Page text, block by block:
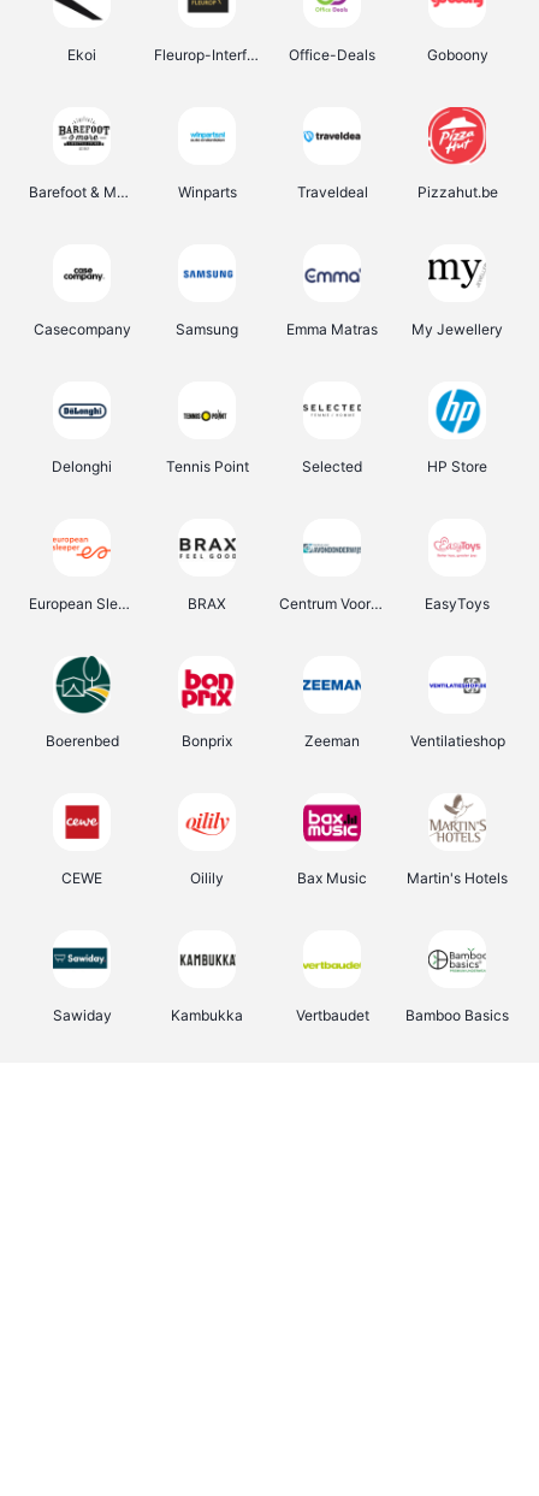
Ekoi Fleurop-Interflora Office-Deals Goboony
Barefoot & More Winparts Traveldeal Pizzahut.be
Casecompany Samsung Emma Matras My Jewellery
Delonghi Tennis Point Selected HP Store
European Sleeper BRAX Centrum Voor Avondonderwijs EasyToys
Boerenbed Bonprix Zeeman Ventilatieshop
CEWE Oilily Bax Music Martin's Hotels
Sawiday Kambukka Vertbaudet Bamboo Basics